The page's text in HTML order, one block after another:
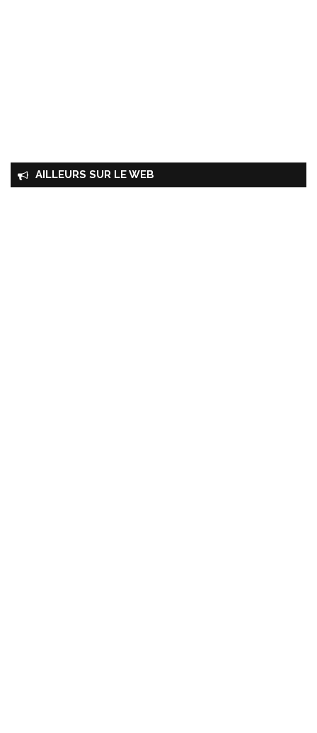
AILLEURS SUR LE WEB